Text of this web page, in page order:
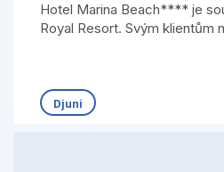
Hotel Marina Beach**** je
Royal Resort. Svým klientům
Djuni